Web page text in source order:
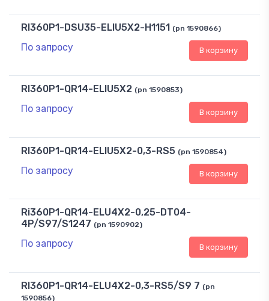
RI360P1-DSU35-ELIU5X2-H1151 (pn 1590866)
По запросу В корзину
RI360P1-QR14-ELIU5X2 (pn 1590853)
По запросу В корзину
RI360P1-QR14-ELIU5X2-0,3-RS5 (pn 1590854)
По запросу В корзину
Ri360P1-QR14-ELU4X2-0,25-DT04-
4P/S97/S1247 (pn 1590902)
По запросу В корзину
RI360P1-QR14-ELU4X2-0,3-RS5/S9 7 (pn
1590856)